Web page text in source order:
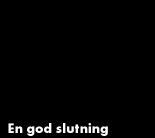
En god slutning